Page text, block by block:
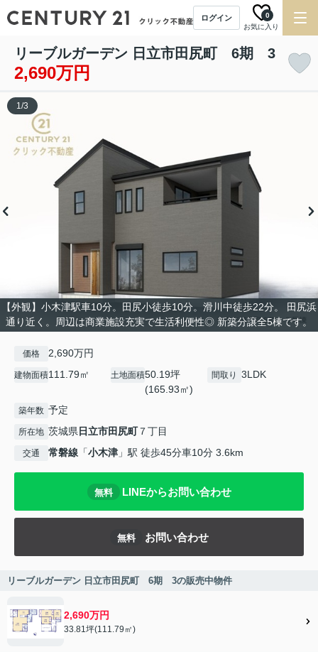
ログイン
お気に入り
0
リーブルガーデン 日立市田尻町 6期 3
2,690万円
【外観】小木津駅車10分。田尻小徒歩10分。滑川中徒歩22分。 田尻浜
通り近く。周辺は商業施設充実で生活利便性◎ 新築分譲全5棟です。
1/3
価格 2,690万円
建物面積111.79㎡ 土地面積50.19坪
(165.93㎡)
間取り 3LDK
築年数 予定
所在地 茨城県日立市田尻町７丁目
交通 常磐線 「小木津 」駅 徒歩45分車10分 3.6km
無料 LINEからお問い合わせ
無料 お問い合わせ
リーブルガーデン 日立市田尻町 6期 3の販売中物件
2,690万円
33.81坪(111.79㎡)